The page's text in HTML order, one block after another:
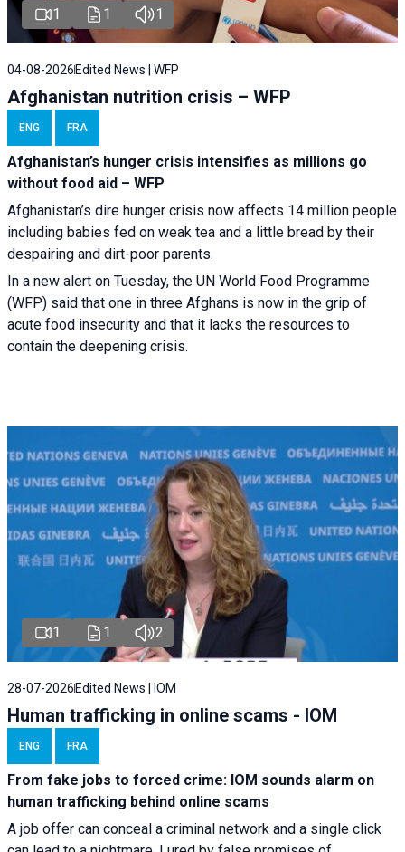
1 1 1
04-08-2026 Edited News | WFP
Afghanistan nutrition crisis – WFP
ENG FRA
Afghanistan’s hunger crisis intensifies as millions go
without food aid – WFP
Afghanistan’s dire hunger crisis now affects 14 million people
including babies fed on weak tea and a little bread by their
despairing and dirt-poor parents.
In a new alert on Tuesday, the UN World Food Programme
(WFP) said that one in three Afghans is now in the grip of
acute food insecurity and that it lacks the resources to
contain the deepening crisis.
1 1 2
28-07-2026Edited News | IOM
Human trafficking in online scams - IOM
ENG FRA
From fake jobs to forced crime: IOM sounds alarm on
human trafficking behind online scams
A job offer can conceal a criminal network and a single click